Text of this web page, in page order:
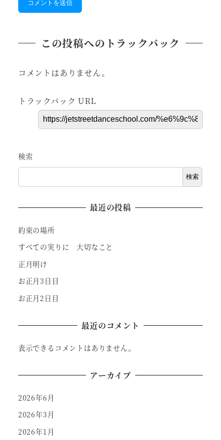
この投稿へのトラックバック
コメントはありません。
トラックバック URL
検索
検索
最近の投稿
約束の場所
すべての実りに 大切なこと
正月明け
お正月3日目
お正月2日目
最近のコメント
表示できるコメントはありません。
アーカイブ
2026年6月
2026年3月
2026年1月